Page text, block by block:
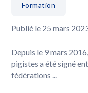
Formation
Publié le 25 mars
Depuis le 9 mars
pigistes a été signé
fédérations ...